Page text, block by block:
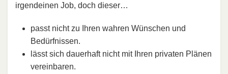
irgendeinen Job, doch dieser…
passt nicht zu Ihren wahren Wünschen und
Bedürfnissen.
lässt sich dauerhaft nicht mit Ihren privaten Plänen
vereinbaren.